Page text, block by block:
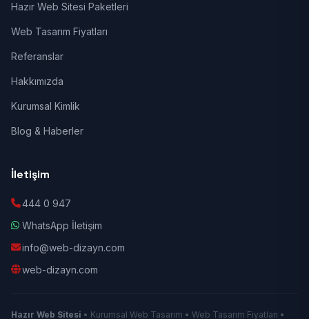
Hazır Web Sitesi Paketleri
Web Tasarım Fiyatları
Referanslar
Hakkımızda
Kurumsal Kimlik
Blog & Haberler
İletişim
444 0 947
WhatsApp İletişim
info@web-dizayn.com
web-dizayn.com
Hazır Web Sitesi • Kurumsal Web Tasarım • Web Tasarım Fiyatları •